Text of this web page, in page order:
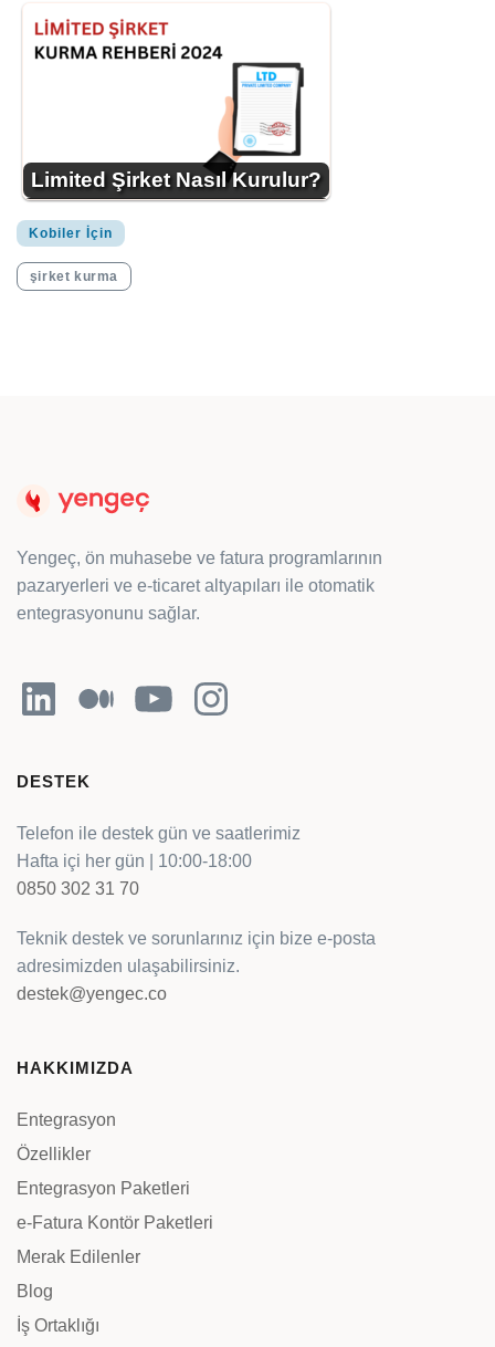
Limited Şirket Nasıl Kurulur?
Kobiler İçin
şirket kurma
Yengeç, ön muhasebe ve fatura programlarının
pazaryerleri ve e-ticaret altyapıları ile otomatik
entegrasyonunu sağlar.
LinkedInOrta YouTubeInstagram
DESTEK
Telefon ile destek gün ve saatlerimiz
Hafta içi her gün | 10:00-18:00
0850 302 31 70
Teknik destek ve sorunlarınız için bize e-posta
adresimizden ulaşabilirsiniz.
destek@yengec.co
HAKKIMIZDA
Entegrasyon
Özellikler
Entegrasyon Paketleri
e-Fatura Kontör Paketleri
Merak Edilenler
Blog
İş Ortaklığı